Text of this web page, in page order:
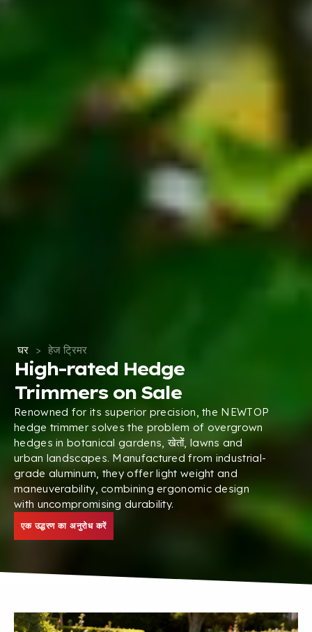
घर > हेज ट्रिमर
High-rated Hedge
Trimmers on Sale
Renowned for its superior precision,the NEWTOP
hedge trimmer solves the problem of overgrown
hedges in botanical gardens, खेतों, lawns and
urban landscapes. Manufactured from industrial-
grade aluminum, they offer light weight and
maneuverability,combining ergonomic design
with uncompromising durability.
एक उद्धरण का अनुरोध करें